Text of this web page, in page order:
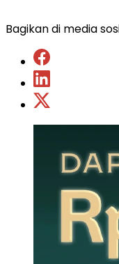
Bagikan di media